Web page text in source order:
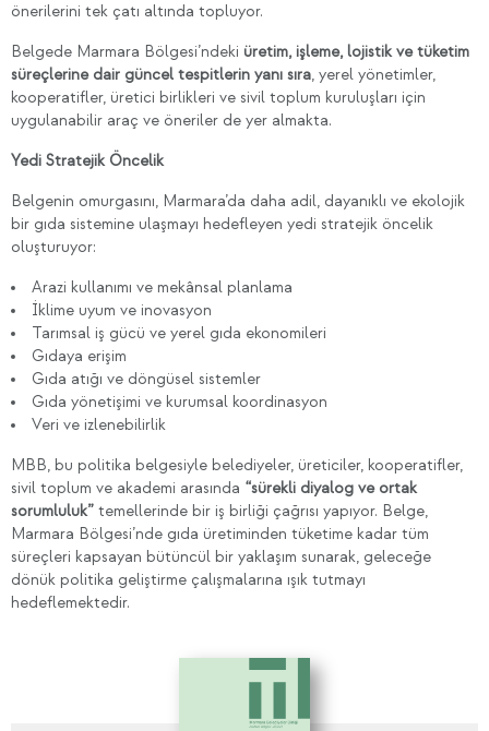
önerilerini tek çatı altında topluyor.
Belgede Marmara Bölgesi’ndeki üretim, işleme, lojistik ve tüketim
süreçlerine dair güncel tespitlerin yanı sıra, yerel yönetimler,
kooperatifler, üretici birlikleri ve sivil toplum kuruluşları için
uygulanabilir araç ve öneriler de yer almakta.
Yedi Stratejik Öncelik
Belgenin omurgasını, Marmara’da daha adil, dayanıklı ve ekolojik
bir gıda sistemine ulaşmayı hedefleyen yedi stratejik öncelik
oluşturuyor:
Arazi kullanımı ve mekânsal planlama
İklime uyum ve inovasyon
Tarımsal iş gücü ve yerel gıda ekonomileri
Gıdaya erişim
Gıda atığı ve döngüsel sistemler
Gıda yönetişimi ve kurumsal koordinasyon
Veri ve izlenebilirlik
MBB, bu politika belgesiyle belediyeler, üreticiler, kooperatifler,
sivil toplum ve akademi arasında “sürekli diyalog ve ortak
sorumluluk”temellerinde bir iş birliği çağrısı yapıyor. Belge,
Marmara Bölgesi’nde gıda üretiminden tüketime kadar tüm
süreçleri kapsayan bütüncül bir yaklaşım sunarak, geleceğe
dönük politika geliştirme çalışmalarına ışık tutmayı
hedeflemektedir.